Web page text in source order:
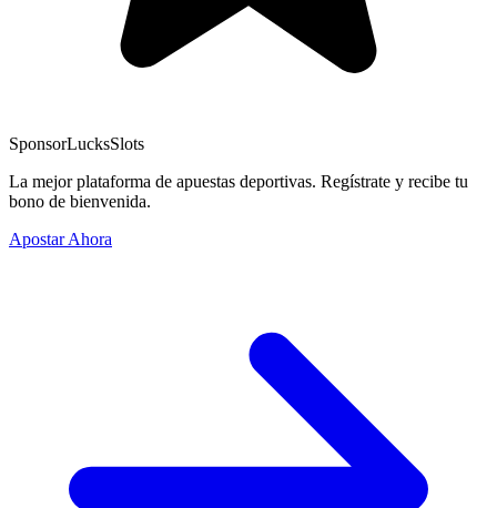
SponsorLucksSlots
La mejor plataforma de apuestas deportivas. Regístrate y recibe tu
bono de bienvenida.
Apostar Ahora